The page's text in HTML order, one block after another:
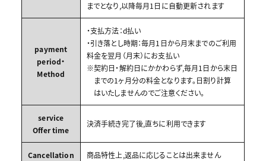
までとなり,以降毎月1日に自動更新されます
payment
period・
Method
・支払方法：d払い
・引き落とし時期：毎月1日から月末までのご利用
料金を翌月（月末）にお支払い
※契約日・解約日にかかわらず,毎月1日から末日
までの1ヶ月分の料金となります。日割り計算
はいたしませんのでご注意ください。
service
Offer time
決済手続き完了後,直ちに利用できます
Cancellation
商品特性上,返品に応じることは出来ません